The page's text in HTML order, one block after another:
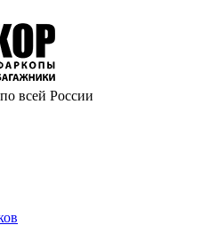
всей России